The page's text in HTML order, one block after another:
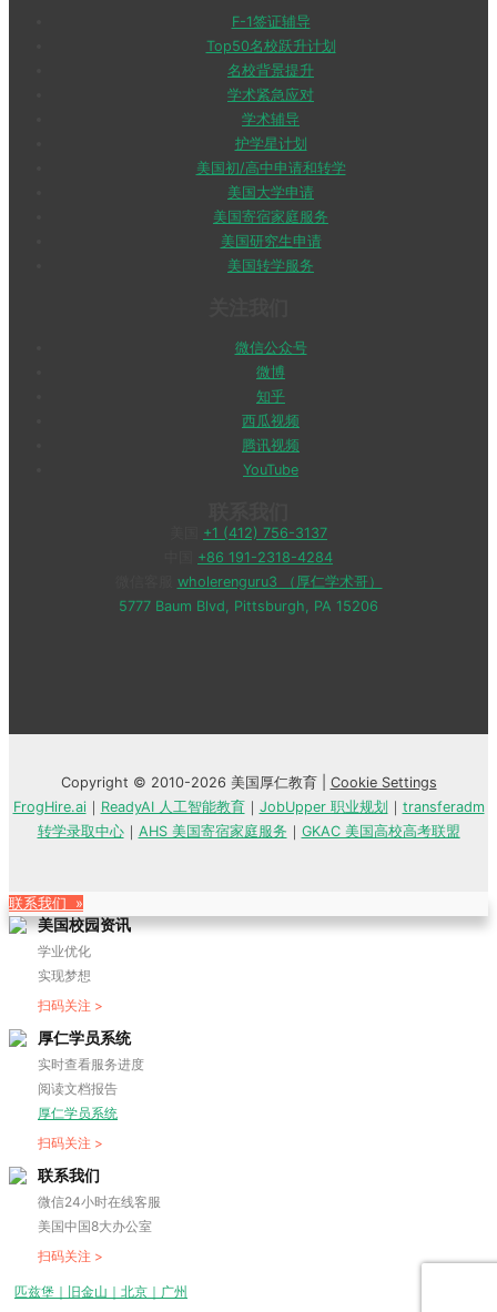
F-1签证辅导
Top50名校跃升计划
名校背景提升
学术紧急应对
学术辅导
护学星计划
美国初/高中申请和转学
美国大学申请
美国寄宿家庭服务
美国研究生申请
美国转学服务
微信公众号
微博
知乎
西瓜视频
腾讯视频
YouTube
+1 (412) 756-3137
+86 191-2318-4284
wholerenguru3 （厚仁学术哥）
5777 Baum Blvd, Pittsburgh, PA 15206
Copyright © 2010-2026 美国厚仁教育 | Cookie Settings
FrogHire.ai｜ ReadyAI 人工智能教育｜ JobUpper 职业规划 ｜ transferadm
转学录取中心｜ AHS 美国寄宿家庭服务 ｜ GKAC 美国高校高考联盟
联系我们 »
美国校园资讯
学业优化
实现梦想
扫码关注 >
厚仁学员系统
实时查看服务进度
阅读文档报告
厚仁学员系统
扫码关注 >
联系我们
微信24小时在线客服
美国中国8大办公室
扫码关注 >
匹兹堡｜旧金山｜北京｜广州